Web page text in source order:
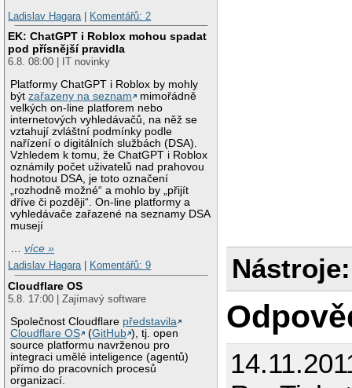
Ladislav Hagara
Komentářů: 2
EK: ChatGPT i Roblox mohou spadat
pod přísnější pravidla
6.8. 08:00 | IT novinky
Platformy ChatGPT i Roblox by mohly
býtzařazeny na seznam
mimořádně
velkých on-line platforem nebo
internetových vyhledávačů, na něž se
vztahují zvláštní podmínky podle
nařízení o digitálních službách (DSA).
Vzhledem k tomu, že ChatGPT i Roblox
oznámily počet uživatelů nad prahovou
hodnotou DSA, je toto označení
„rozhodně možné“ a mohlo by „přijít
dříve či později“. On-line platformy a
vyhledávače zařazené na seznamy DSA
musejí
…více »
Ladislav Hagara| Komentářů: 9
Cloudflare OS
5.8. 17:00 | Zajímavý software
Společnost Cloudflare představila
Cloudflare OS
(GitHub ), tj. open
source platformu navrženou pro
integraci umělé inteligence (agentů)
přímo do pracovních procesů
organizací.
Nástroje: